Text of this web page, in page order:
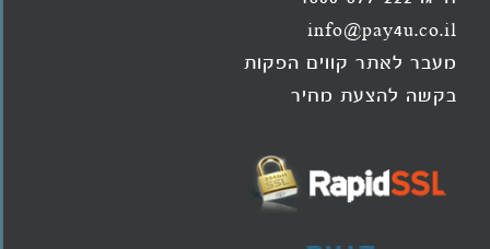
info@pay4u.co.il
מעבר לאתר קווים הפקות
בקשה להצעת מחיר